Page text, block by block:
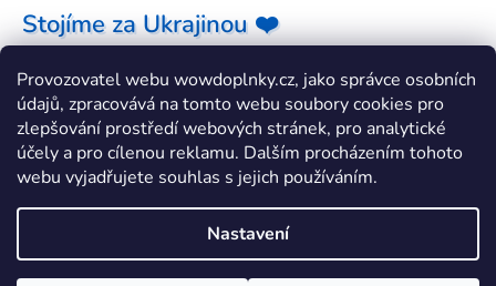
Provozovatel webu wowdoplnky.cz, jako správce osobních
údajů, zpracovává na tomto webu soubory cookies pro
zlepšování prostředí webových stránek, pro analytické
účely a pro cílenou reklamu. Dalším procházením tohoto
webu vyjadřujete souhlas s jejich používáním.
Nastavení
Stojíme za Ukrajinou ❤️
Jak a čím pomoci »